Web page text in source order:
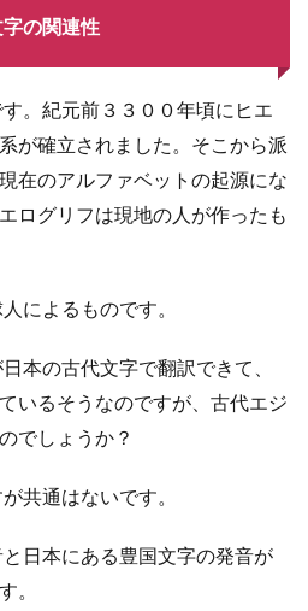
の関連性
。紀元前３３００年頃にヒエ
が確立されました。そこから派
在のアルファベットの起源にな
ログリフは現地の人が作ったも
によるものです。
本の古代文字で翻訳できて、
いるそうなのですが、古代エジ
でしょうか？
共通はないです。
日本にある豊国文字の発音が
。